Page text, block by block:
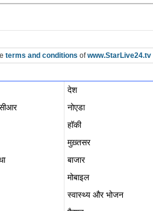
terms and conditions ofwww.StarLive24.tv
देश
नोएडा
हॉकी
मुख़्तसर
बाजार
मोबाइल
स्वास्थ्य और भोजन